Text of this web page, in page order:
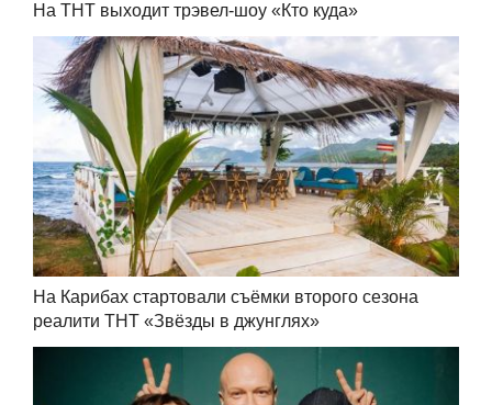
На ТНТ выходит трэвел-шоу «Кто куда»
На Карибах стартовали съёмки второго сезона
реалити ТНТ «Звёзды в джунглях»